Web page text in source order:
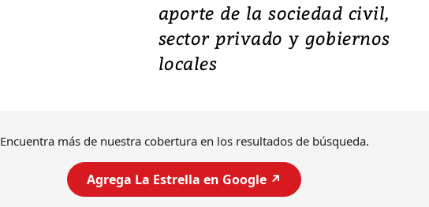
aporte de la sociedad civil,
sector privado y gobiernos
locales
Encuentra más de nuestra cobertura en los resultados de búsqueda.
Agrega La Estrella en Google ↗️
7,1 se registró este martes 28 de
julio en la prefectura de Kumamoto,
al sur de Japón, provocando una